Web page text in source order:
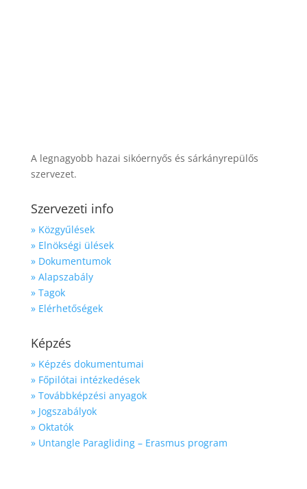
A legnagyobb hazai sikóernyős és sárkányrepülős
szervezet.
Szervezeti info
» Közgyűlések
» Elnökségi ülések
» Dokumentumok
» Alapszabály
» Tagok
» Elérhetőségek
Képzés
» Képzés dokumentumai
» Főpilótai intézkedések
» Továbbképzési anyagok
» Jogszabályok
» Oktatók
» Untangle Paragliding – Erasmus program